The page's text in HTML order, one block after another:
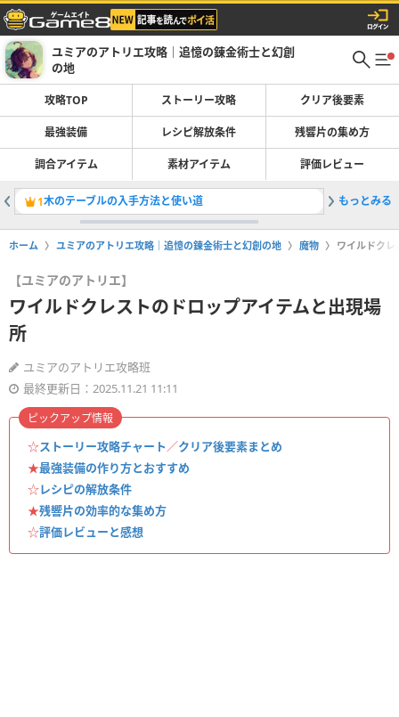
ユミアのアトリエ攻略｜追憶の錬金術士と幻創
の地
攻略TOP ストーリー攻略 クリア後要素
最強装備 レシピ解放条件 残響片の集め方
調合アイテム 素材アイテム 評価レビュー
1木のテーブルの入手方法と使い道 2絵画Cの
もっとみる
ホーム ユミアのアトリエ攻略｜追憶の錬金術士と幻創の地 魔物 ワイルドク
【ユミアのアトリエ】
ワイルドクレストのドロップアイテムと出現場
所
ユミアのアトリエ攻略班
最終更新日：2025.11.21 11:11
☆ストーリー攻略チャート／クリア後要素まとめ
★最強装備の作り方とおすすめ
☆レシピの解放条件
★残響片の効率的な集め方
☆評価レビューと感想
ピックアップ情報